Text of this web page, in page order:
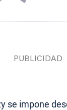
se impone